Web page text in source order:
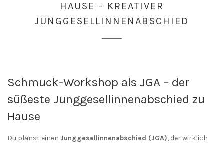
HAUSE – KREATIVER
JUNGGESELLINNENABSCHIED
Schmuck-Workshop als JGA – der
süßeste Junggesellinnenabschied zu
Hause
Du planst einen Junggesellinnenabschied (JGA), der wirklich